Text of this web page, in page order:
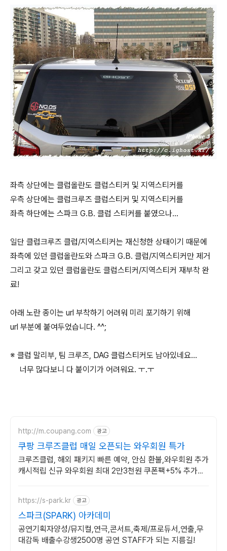
좌측 상단에는 클럽올란도 클럽스티커 및 지역스티커를
우측 상단에는 클럽크루즈 클럽스티커 및 지역스티커를
좌측 하단에는 스파크 G.B. 클럽 스티커를 붙였으나...
일단 클럽크루즈 클럽/지역스티커는 재신청한 상태이기 때문에
좌측에 있던 클럽올란도와 스파크 G.B. 클럽/지역스티커만 제거
그리고 갖고 있던 클럽올란도 클럽스티커/지역스티커 재부착 완
료!
아래 노란 종이는 url 부착하기 어려워 미리 포기하기 위해
url 부분에 붙여두었습니다. ^^;
※ 클럽 말리부, 팀 크루즈, DAG 클럽스티커도 남아있네요...
너무 많다보니 다 붙이기가 어려워요. ㅜ.ㅜ
http://m.coupang.com 광고
쿠팡 크루즈클럽 매일 오픈되는 와우회원 특가
크루즈클럽, 해외 패키지 빠른 예약, 안심 환불,와우회원 추가
캐시적립 신규 와우회원 최대 2만3천원 쿠폰팩+5% 추가적
https://s-park.kr 광고
스파크(SPARK) 아카데미
공연기획자양성/뮤지컬,연극,콘서트,축제/프로듀서,연출,무
대감독 배출수강생2500명 공연 STAFF가 되는 지름길!